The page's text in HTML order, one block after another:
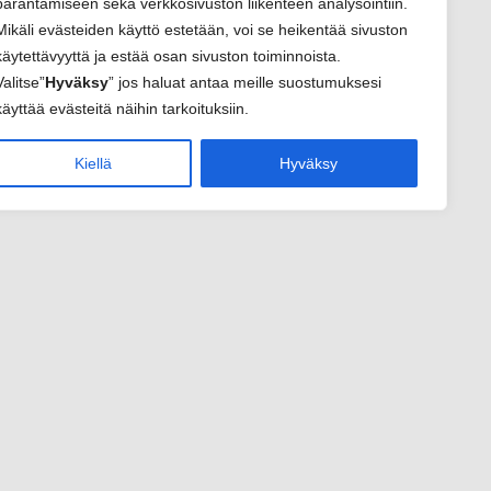
evästeiden käyttö estetään, voi se heikentää sivuston
ja estää osan sivuston toiminnoista.
Hyväksy” jos haluat antaa meille suostumuksesi
evästeitä näihin tarkoituksiin.
Kiellä Hyväksy